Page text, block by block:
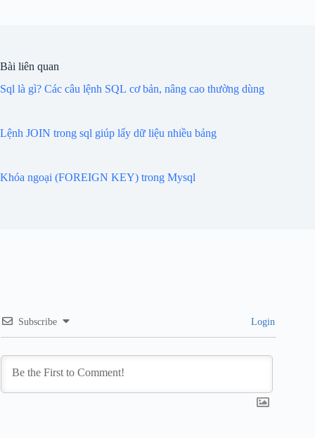
Bài liên quan
Sql là gì? Các câu lệnh SQL cơ bản, nâng cao thường dùng
Lệnh JOIN trong sql giúp lấy dữ liệu nhiều bảng
Khóa ngoại (FOREIGN KEY) trong Mysql
Subscribe Login